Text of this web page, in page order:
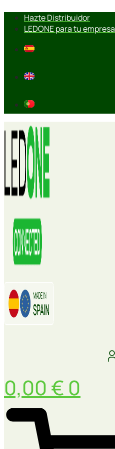
contenido
Hazte Distribuidor
LEDONE para tu empresa
0,00 € 0